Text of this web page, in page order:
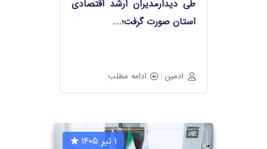
طی دیدارمدیران ارشد اقتصادی
استان صورت گرفت؛…
ادمین ادامه مطلب
۱ تیر ۱۴۰۵